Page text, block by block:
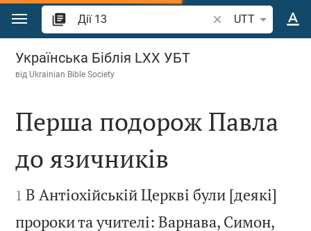
Перейти до вмісту
Шукати біблійний
UTT
Дії 13
Українська Біблія LXX УБТ
відUkrainian Bible Society

Перша подорож Павла
до язичників

1 В Антіохійській Церкві були [деякі]
пророки та учителі: Варнава, Симон,